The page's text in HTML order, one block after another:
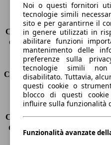
Sedili
Carico sul tetto
Capacità di traino (senza freni)
Capacità di traino (con freni)
Volume del bagagliaio
Consumi
Emissioni di CO2*
114
Consumo (urbano)
5.1 l/
Consumo (extra-urbano) 4.0 l/
Consumo (combinato)*
4.4 l/
Noi o questi fornitori
tecnologie simili
sito e per garantirne il
in genere utilizzati in
abilitare funzioni
mantenimento delle
preferenze sulla
tecnologie simili
disabilitato. Tuttavia,
questi cookie o
blocco di questi
influire sulla funzionalità
Funzionalità avanzate